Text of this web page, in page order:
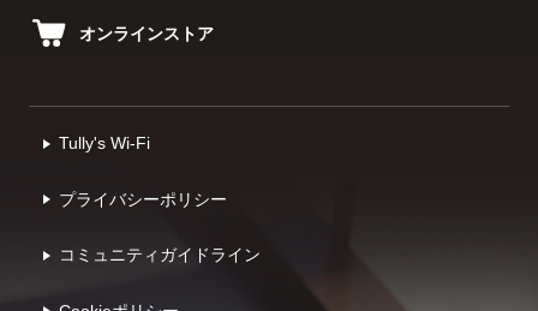
オンラインストア
Tully's Wi-Fi
プライバシーポリシー
コミュニティガイドライン